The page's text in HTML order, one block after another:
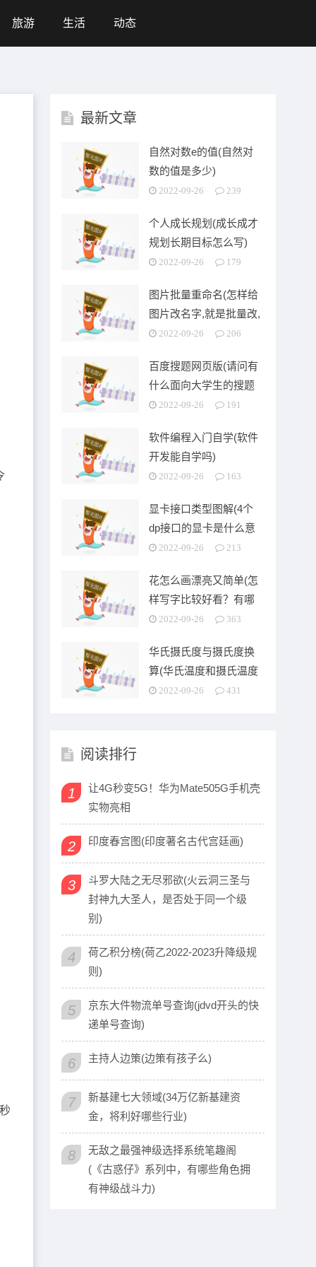
旅游 生活 动态
最新文章
自然对数e的值(自然对
数的值是多少)
2022-09-26 239
个人成长规划(成长成才
规划长期目标怎么写)
2022-09-26 179
图片批量重命名(怎样给
图片改名字,就是批量改,
可以按顺序排列的)
2022-09-26 206
百度搜题网页版(请问有
什么面向大学生的搜题
app)
2022-09-26 191
软件编程入门自学(软件
开发能自学吗)
2022-09-26 163
显卡接口类型图解(4个
dp接口的显卡是什么意
思)2022-09-26 213
花怎么画漂亮又简单(怎
样写字比较好看？有哪
些技巧)
2022-09-26 363
华氏摄氏度与摄氏度换
算(华氏温度和摄氏温度
之间是怎么换算的啊)
2022-09-26 431
阅读排行
1
让4G秒变5G！华为Mate505G手机壳
实物亮相
2 印度春宫图(印度著名古代宫廷画)
3
斗罗大陆之无尽邪欲(火云洞三圣与
封神九大圣人，是否处于同一个级
别)
4
荷乙积分榜(荷乙2022-2023升降级规
则)
5
京东大件物流单号查询(jdvd开头的快
递单号查询)
6 主持人边策(边策有孩子么)
7
新基建七大领域(34万亿新基建资
金，将利好哪些行业)
8
无敌之最强神级选择系统笔趣阁
(《古惑仔》系列中，有哪些角色拥
有神级战斗力)